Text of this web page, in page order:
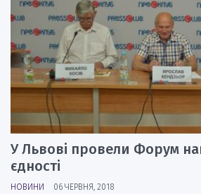
У Львові провели Форум
єдності
НОВИНИ 06 ЧЕРВНЯ, 2018